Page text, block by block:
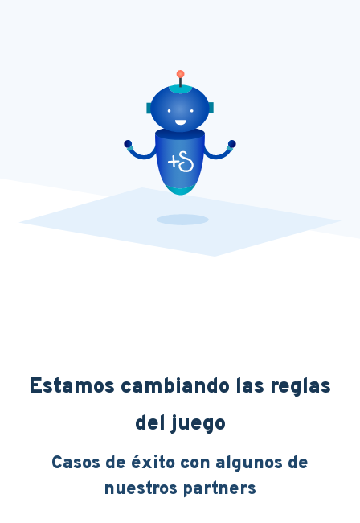
Estamos cambiando las reglas
del juego
Casos de éxito con algunos de
nuestros partners